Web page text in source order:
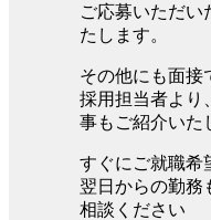
ご応募いただい
たします。
その他にも面接
採用担当者より
事もご紹介いた
すぐにご就職希
翌日からの勤務
相談ください